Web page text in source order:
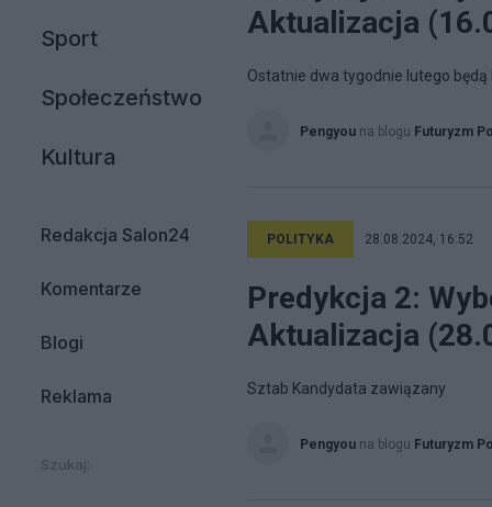
Sport
Społeczeństwo
Kultura
Redakcja Salon24
Komentarze
Blogi
Reklama
Szukaj:
Aktualizacja
Ostatnie dwa tygodnie lutego
Pengyou na blogu Futuryzm
POLITYKA 28.08.2024, 16:52
Predykcja 2:
Aktualizacja
Sztab Kandydata zawiązany
Pengyou na blogu Futuryzm